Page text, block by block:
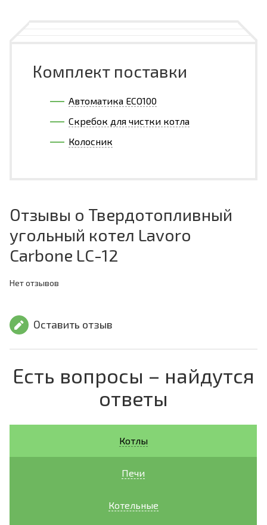
Комплект поставки
Автоматика ECO100
Скребок для чистки котла
Колосник
Отзывы о Твердотопливный
угольный котел Lavoro
Carbone LC-12
Нет отзывов
Оставить отзыв
Есть вопросы – найдутся
ответы
Котлы
Печи
Котельные